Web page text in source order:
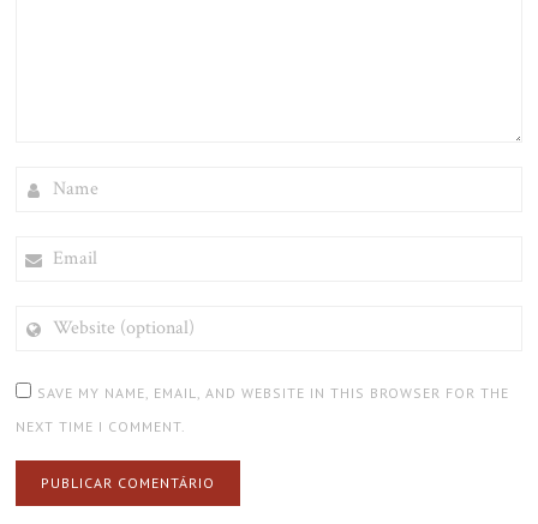
(OPTIONAL)
SAVE MY NAME, EMAIL, AND WEBSITE IN THIS BROWSER FOR THE
NEXT TIME I COMMENT.